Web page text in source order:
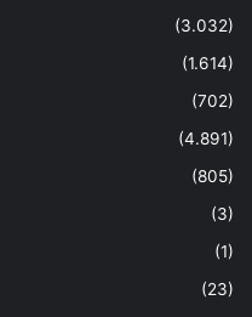
(3.032)
(1.614)
(702)
(4.891)
(805)
(3)
(1)
(23)